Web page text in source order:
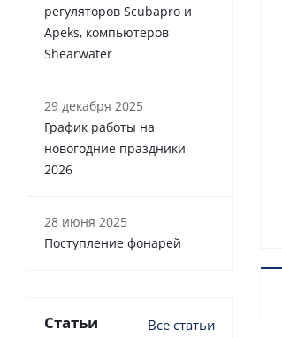
регуляторов Scubapro и
Apeks, компьютеров
Shearwater
29 декабря 2025
График работы на
новогодние праздники
2026
28 июня 2025
Поступление фонарей
Статьи Все статьи